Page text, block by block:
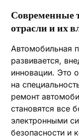
Современные
отрасли и их
Автомобильная
развивается,
инновации. Это
на
ремонт
становятся все
электронными
безопасности и